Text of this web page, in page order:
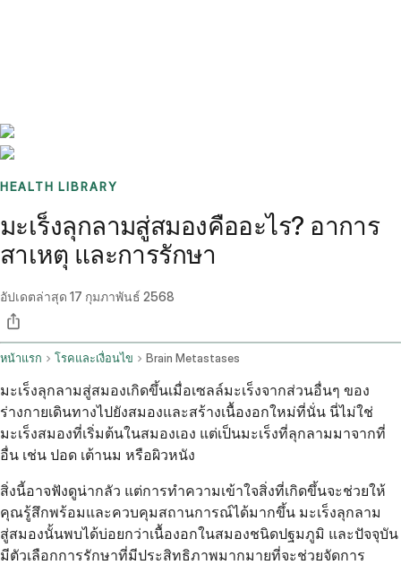
HEALTH LIBRARY
มะเร็งลุกลามสู่สมองคืออะไร? อาการ
สาเหตุ และการรักษา
อัปเดตล่าสุด 17 กุมภาพันธ์ 2568
หน้าแรก โรคและเงื่อนไข Brain Metastases
มะเร็งลุกลามสู่สมองเกิดขึ้นเมื่อเซลล์มะเร็งจากส่วนอื่นๆ ของ
ร่างกายเดินทางไปยังสมองและสร้างเนื้องอกใหม่ที่นั่น นี่ไม่ใช่
มะเร็งสมองที่เริ่มต้นในสมองเอง แต่เป็นมะเร็งที่ลุกลามมาจากที่
อื่น เช่น ปอด เต้านม หรือผิวหนัง
สิ่งนี้อาจฟังดูน่ากลัว แต่การทำความเข้าใจสิ่งที่เกิดขึ้นจะช่วยให้
คุณรู้สึกพร้อมและควบคุมสถานการณ์ได้มากขึ้น มะเร็งลุกลาม
สู่สมองนั้นพบได้บ่อยกว่าเนื้องอกในสมองชนิดปฐมภูมิ และปัจจุบัน
มีตัวเลือกการรักษาที่มีประสิทธิภาพมากมายที่จะช่วยจัดการ